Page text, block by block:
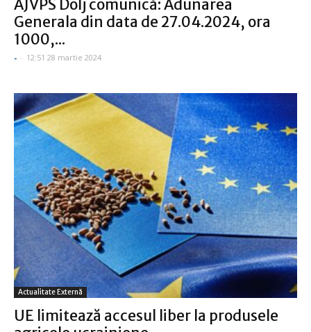
AJVPS Dolj comunică: Adunarea
Generala din data de 27.04.2024, ora
1000,...
- - 12:51 28 martie 2024
Actualitate Externă
UE limitează accesul liber la produsele